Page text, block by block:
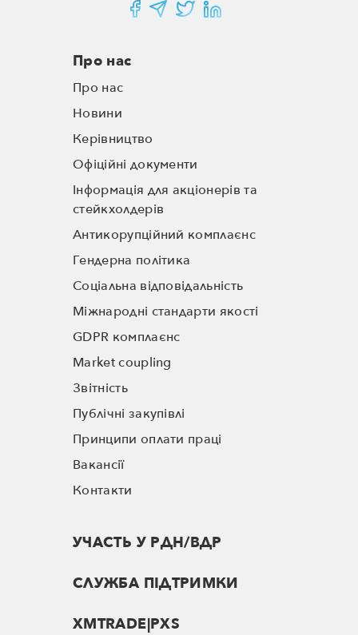
Про нас
Про нас
Новини
Керівництво
Офіційні документи
Інформація для акціонерів та
стейкхолдерів
Антикорупційний комплаєнс
Гендерна політика
Соціальна відповідальність
Міжнародні стандарти якості
GDPR комплаєнс
Market coupling
Звітність
Публічні закупівлі
Принципи оплати праці
Вакансії
Контакти
УЧАСТЬ У РДН/ВДР
СЛУЖБА ПІДТРИМКИ
XMTRADE|PXS